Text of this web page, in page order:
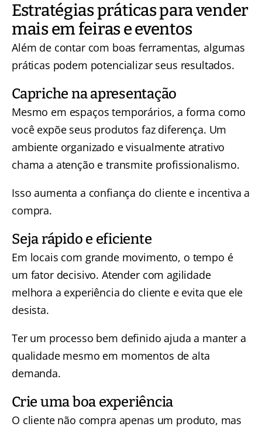
Estratégias práticas para vender
mais em feiras e eventos
Além de contar com boas ferramentas, algumas
práticas podem potencializar seus resultados.
Capriche na apresentação
Mesmo em espaços temporários, a forma como
você expõe seus produtos faz diferença. Um
ambiente organizado e visualmente atrativo
chama a atenção e transmite profissionalismo.
Isso aumenta a confiança do cliente e incentiva a
compra.
Seja rápido e eficiente
Em locais com grande movimento, o tempo é
um fator decisivo. Atender com agilidade
melhora a experiência do cliente e evita que ele
desista.
Ter um processo bem definido ajuda a manter a
qualidade mesmo em momentos de alta
demanda.
Crie uma boa experiência
O cliente não compra apenas um produto, mas